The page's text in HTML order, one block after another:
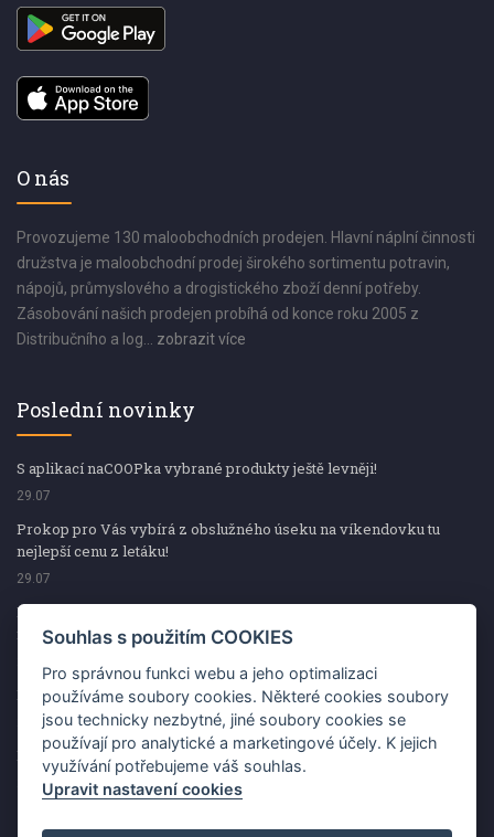
O nás
Provozujeme 130 maloobchodních prodejen. Hlavní náplní činnosti
družstva je maloobchodní prodej širokého sortimentu potravin,
nápojů, průmyslového a drogistického zboží denní potřeby.
Zásobování našich prodejen probíhá od konce roku 2005 z
Distribučního a log... zobrazit více
Poslední novinky
S aplikací naCOOPka vybrané produkty ještě levněji!
29.07
Prokop pro Vás vybírá z obslužného úseku na víkendovku tu
nejlepší cenu z letáku!
29.07
Prokop pro Vás vybírá z obslužného úseku na víkendovku tu
nejlepší cenu z letáku!
Kup špekáčky od Váhaly a vyhraj s naCOOPkou sekerku Fiskars
29.07
Prokop pro Vás vybírá na víkendovku ty nejlepší ceny z letáku!
29.07
Souhlas s použitím COOKIES
Pro správnou funkci webu a jeho optimalizaci
používáme soubory cookies. Některé cookies soubory
jsou technicky nezbytné, jiné soubory cookies se
používají pro analytické a marketingové účely. K jejich
využívání potřebujeme váš souhlas.
Upravit nastavení cookies